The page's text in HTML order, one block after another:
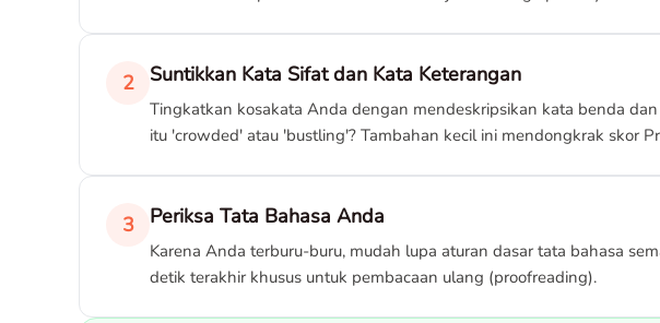
2 Suntikkan Kata Sifat dan Kata Keterangan
Tingkatkan kosakata Anda dengan mendeskripsikan kata benda
itu 'crowded' atau 'bustling'? Tambahan kecil ini mendongkrak skor
3 Periksa Tata Bahasa Anda
Karena Anda terburu-buru, mudah lupa aturan dasar tata bahasa
detik terakhir khusus untuk pembacaan ulang (proofreading).